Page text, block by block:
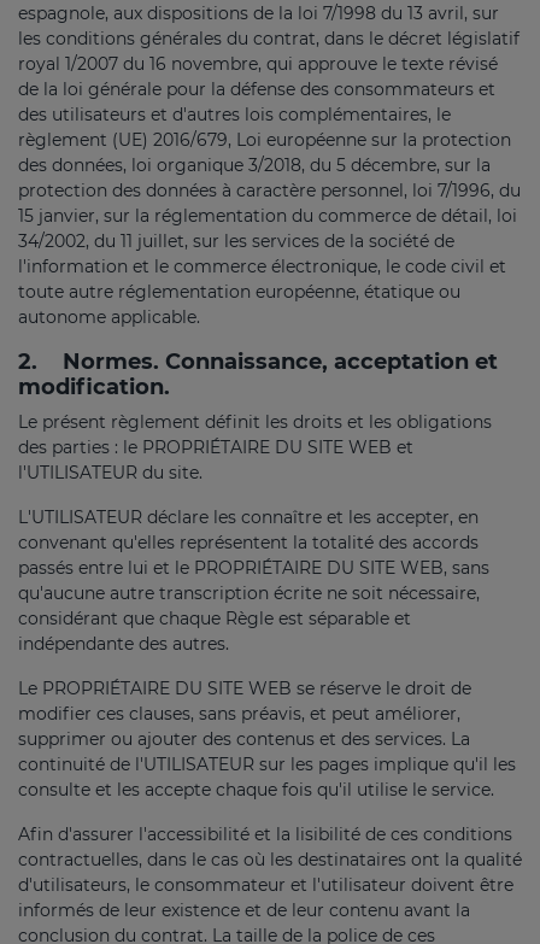
espagnole, aux dispositions de la loi 7/1998 du 13 avril, sur
les conditions générales du contrat, dans le décret législatif
royal 1/2007 du 16 novembre, qui approuve le texte révisé
de la loi générale pour la défense des consommateurs et
des utilisateurs et d'autres lois complémentaires, le
règlement (UE) 2016/679, Loi européenne sur la protection
des données, loi organique 3/2018, du 5 décembre, sur la
protection des données à caractère personnel, loi 7/1996, du
15 janvier, sur la réglementation du commerce de détail, loi
34/2002, du 11 juillet, sur les services de la société de
l'information et le commerce électronique, le code civil et
toute autre réglementation européenne, étatique ou
autonome applicable.
2.
Normes. Connaissance, acceptation et
modification.
Le présent règlement définit les droits et les obligations
des parties : le PROPRIÉTAIRE DU SITE WEB et
l'UTILISATEUR du site.
L'UTILISATEUR déclare les connaître et les accepter, en
convenant qu'elles représentent la totalité des accords
passés entre lui et le PROPRIÉTAIRE DU SITE WEB, sans
qu'aucune autre transcription écrite ne soit nécessaire,
considérant que chaque Règle est séparable et
indépendante des autres.
Le PROPRIÉTAIRE DU SITE WEB se réserve le droit de
modifier ces clauses, sans préavis, et peut améliorer,
supprimer ou ajouter des contenus et des services. La
continuité de l'UTILISATEUR sur les pages implique qu'il les
consulte et les accepte chaque fois qu'il utilise le service.
Afin d'assurer l'accessibilité et la lisibilité de ces conditions
contractuelles, dans le cas où les destinataires ont la qualité
d'utilisateurs, le consommateur et l'utilisateur doivent être
informés de leur existence et de leur contenu avant la
conclusion du contrat. La taille de la police de ces